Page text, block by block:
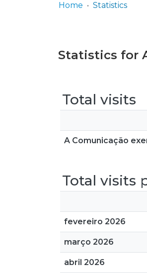
Home Statistics
Statistics for
Total visits
A Comunicação
Total visits
fevereiro 2026
março 2026
abril 2026